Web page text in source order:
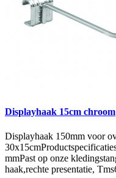
Displayhaak 15cm chroom
Displayhaak 150mm voor
mmPast op onze
haak,rechte presentatie,